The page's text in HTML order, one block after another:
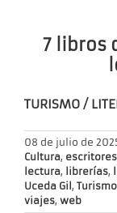
7 libros
TURISMO /
08 de julio de
Cultura, escritores
lectura, librerías,
Uceda Gil , Turismo
viajes, web